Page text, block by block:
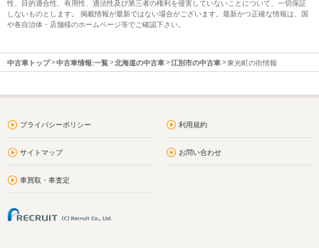
性、目的適合性、有用性、適法性及び第三者の権利を侵害していないことについて、一切保証
しないものとします。 掲載情報が最新ではない場合がございます。最新かつ正確な情報は、国
や各自治体・店舗様のホームページ等でご確認下さい。
中古車トップ 中古車情報:一覧 北海道の中古車 江別市の中古車 東光町の街情報
プライバシーポリシー 利用規約
サイトマップ お問い合わせ
車買取・車査定